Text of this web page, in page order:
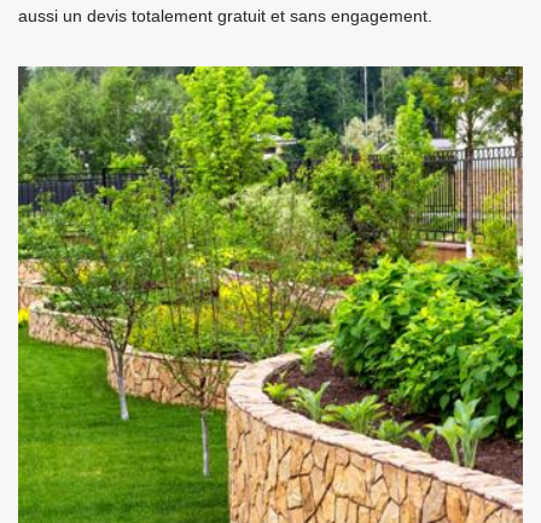
aussi un devis totalement gratuit et sans engagement.